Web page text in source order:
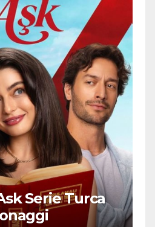
Serie Turca